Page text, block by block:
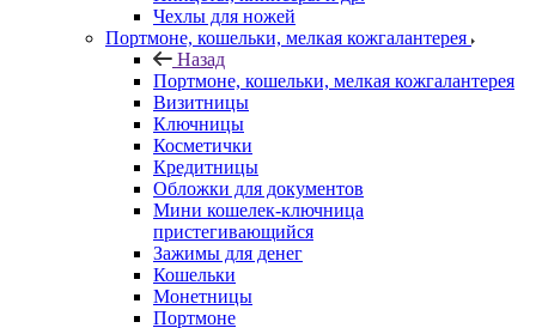
Чехлы для ножей
Портмоне, кошельки, мелкая кожгалантерея
Назад
Портмоне, кошельки, мелкая кожгалантерея
Визитницы
Ключницы
Косметички
Кредитницы
Обложки для документов
Мини кошелек-ключница
пристегивающийся
Зажимы для денег
Кошельки
Монетницы
Портмоне